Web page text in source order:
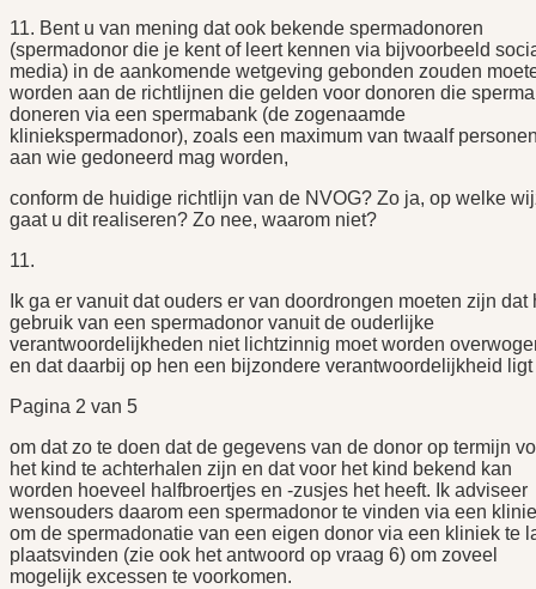
11. Bent u van mening dat ook bekende spermadonoren
(spermadonor die je kent of leert kennen via bijvoorbeeld
media) in de aankomende wetgeving gebonden zouden
worden aan de richtlijnen die gelden voor donoren die sperma
doneren via een spermabank (de zogenaamde
kliniekspermadonor), zoals een maximum van twaalf
aan wie gedoneerd mag worden,
conform de huidige richtlijn van de NVOG? Zo ja, op welke
gaat u dit realiseren? Zo nee, waarom niet?
11.
Ik ga er vanuit dat ouders er van doordrongen moeten zijn dat
gebruik van een spermadonor vanuit de ouderlijke
verantwoordelijkheden niet lichtzinnig moet worden
en dat daarbij op hen een bijzondere verantwoordelijkheid ligt
Pagina 2 van 5
om dat zo te doen dat de gegevens van de donor op termijn
het kind te achterhalen zijn en dat voor het kind bekend kan
worden hoeveel halfbroertjes en -zusjes het heeft. Ik adviseer
wensouders daarom een spermadonor te vinden via een
om de spermadonatie van een eigen donor via een kliniek te
plaatsvinden (zie ook het antwoord op vraag 6) om zoveel
mogelijk excessen te voorkomen.